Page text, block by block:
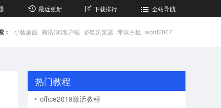
最近更新 下载排行 全站导航
： 小智桌面 腾讯QQ客户端 谷歌浏览器 希沃白板 word2007
热门教程
office2019激活教程